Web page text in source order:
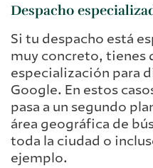
Despacho
Si tu despacho está
muy concreto, tienes
especialización para
Google. En estos
pasa a un segundo
área geográfica de
toda la ciudad o
ejemplo.